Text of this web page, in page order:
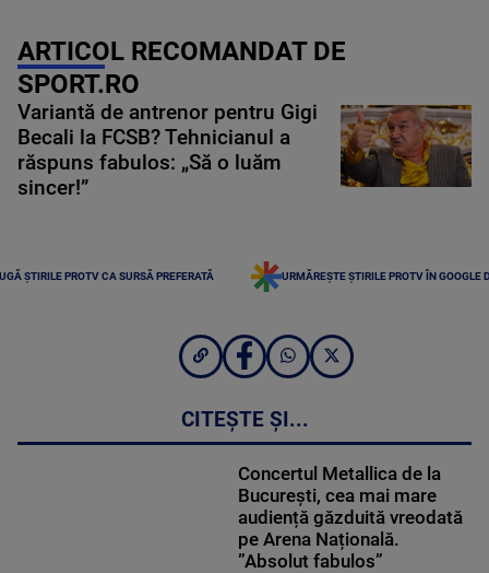
ARTICOL RECOMANDAT DE
SPORT.RO
Variantă de antrenor pentru Gigi
Becali la FCSB? Tehnicianul a
răspuns fabulos: „Să o luăm
sincer!”
ȘTIRILE PROTV CA SURSĂ PREFERATĂ URMĂREȘTE ȘTIRILE PROTV ÎN GOOGLE
CITEȘTE ȘI...
Concertul Metallica de la
București, cea mai mare
audiență găzduită vreodată
pe Arena Națională.
”Absolut fabulos”